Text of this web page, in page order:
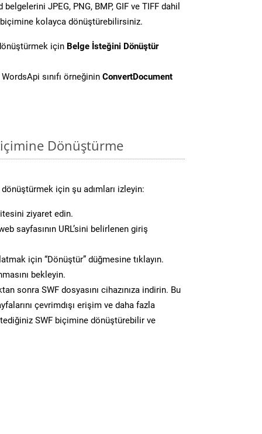
JPEG, PNG, BMP, GIF ve TIFF dahil
kolayca dönüştürebilirsiniz.
için Belge İsteğini Dönüştür
sınıfı örneğinin ConvertDocument
Dönüştürme
için şu adımları izleyin:
ziyaret edin.
sayfasının URL’sini belirlenen giriş
için “Dönüştür” düğmesine tıklayın.
bekleyin.
sonra SWF dosyasını cihazınıza indirin. Bu
çevrimdışı erişim ve daha fazla
SWF biçimine dönüştürebilir ve